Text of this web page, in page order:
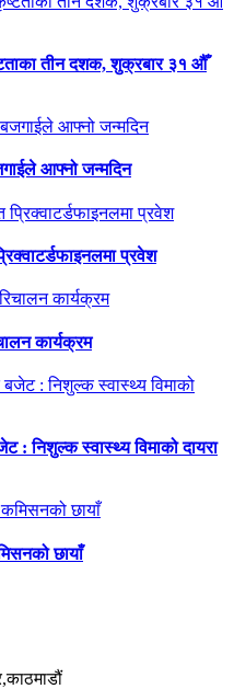
तीन दशक, शुक्रबार ३१ औँ
आफ्नो जन्मदिन
प्रवेश
कार्यक्रम
: निशुल्क स्वास्थ्य विमाको दायरा
छायाँ